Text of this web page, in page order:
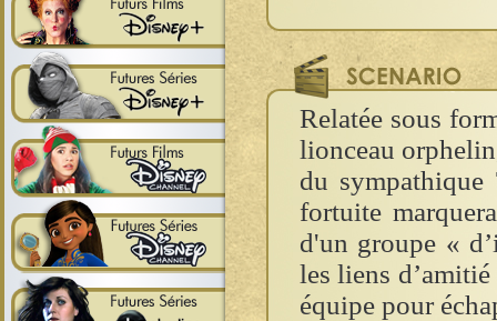
Relatée sous
lionceau
du sympathique
fortuite
d'un groupe «
les liens
équipe pour